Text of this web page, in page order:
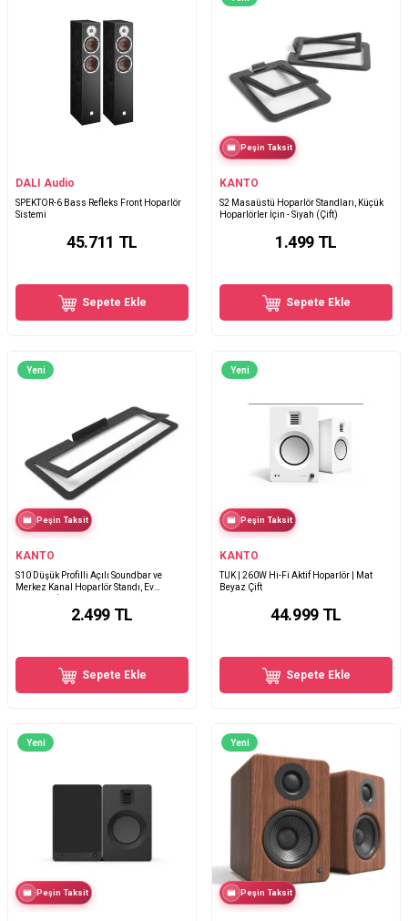
DALI Audio
SPEKTOR-6 Bass Refleks Front Hoparlör
Sistemi
45.711 TL
Sepete Ekle
Peşin Taksit
KANTO
S2 Masaüstü Hoparlör Standları, Küçük
Hoparlörler İçin - Siyah (Çift)
1.499 TL
Sepete Ekle
Yeni
Peşin Taksit
KANTO
S10 Düşük Profilli Açılı Soundbar ve
Merkez Kanal Hoparlör Standı, Ev
2.499 TL
Sepete Ekle
Yeni
Peşin Taksit
KANTO
TUK | 260W Hi-Fi Aktif Hoparlör | Mat
Beyaz Çift
44.999TL
Sepete Ekle
Yeni
Peşin Taksit
Yeni
Peşin Taksit